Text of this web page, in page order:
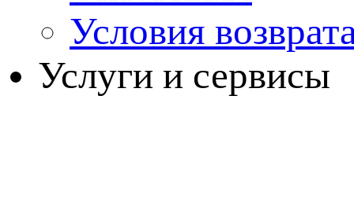
Условия
Услуги и сервисы